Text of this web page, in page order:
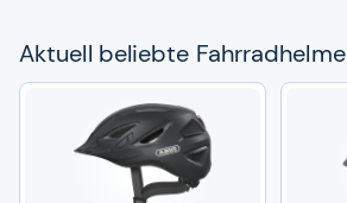
Aktu­ell beliebte Fahr­rad­helme